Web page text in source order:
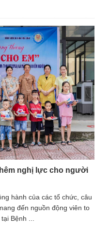
nghị lực cho người
hành của các tổ chức, câu
đến nguồn động viên to
Bệnh ...